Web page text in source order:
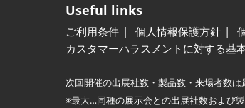
Useful links
ご利用条件 個人情報保護方針
カスタマーハラスメントに対する基
次回開催の出展社数・製品数・来場者数
※最大…同種の展示会との出展社数および製